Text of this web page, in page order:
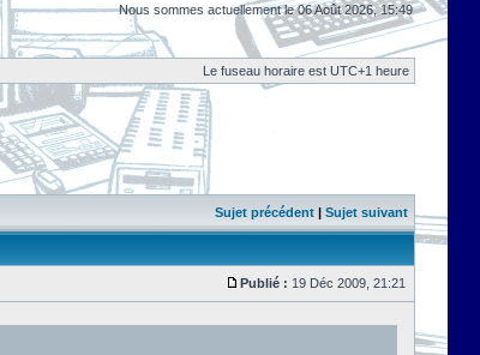
Nous sommes actuellement le 06 Août 2026, 15:49
Le fuseau horaire est UTC+1 heure
Sujet précédent | Sujet suivant
Publié : 19 Déc 2009, 21:21